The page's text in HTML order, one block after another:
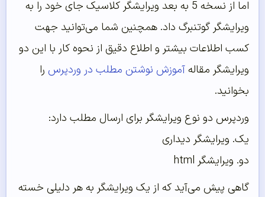
اما از نسخه 5 به بعد ویرایشگر کلاسیک جای خود را به
ویرایشگر گوتنبرگ داد. همچنین شما می‌توانید جهت
کسب اطلاعات بیشتر و اطلاع دقیق از نحوه کار با این دو
ویرایشگر مقالهآموزش نوشتن مطلب در وردپرس را
بخوانید.
وردپرس دو نوع ویرایشگر برای ارسال مطلب دارد:
یک. ویرایشگر دیداری
دو. ویرایشگر html
گاهی پیش می‌‌آید که از یک ویرایشگر به هر دلیلی خسته